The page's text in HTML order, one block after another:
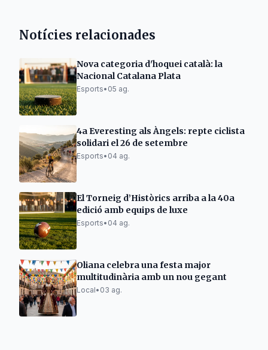
Notícies relacionades
Nova categoria d'hoquei català: la
Nacional Catalana Plata
Esports• 05 ag.
4a Everesting als Àngels: repte ciclista
solidari el 26 de setembre
Esports• 04 ag.
El Torneig d’Històrics arriba a la 40a
edició amb equips de luxe
Esports• 04 ag.
Oliana celebra una festa major
multitudinària amb un nou gegant
Local• 03 ag.